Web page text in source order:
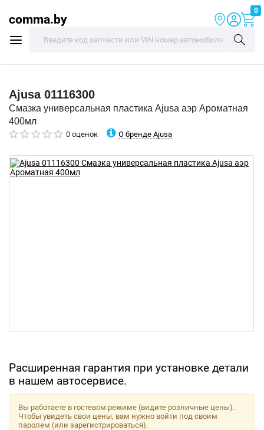
comma.by
0
Ajusa 01116300
Смазка универсальная пластика Ajusa аэр Ароматная
400мл
0 оценок О бренде Ajusa
Расширенная гарантия при установке детали
в нашем автосервисе.
Вы работаете в гостевом режиме (видите розничные цены).
Чтобы увидеть свои цены, вам нужно войти под своим
паролем (или зарегистрироваться).